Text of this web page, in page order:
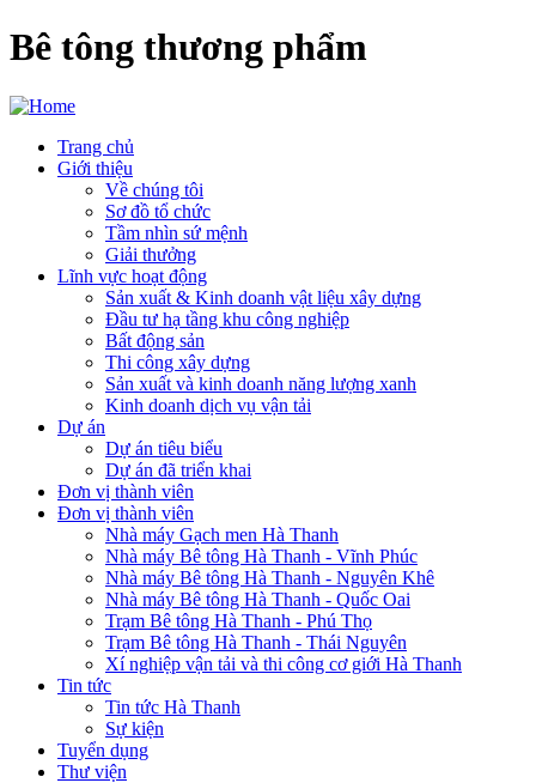
Bê tông thương phẩm
Main
Trang chủ
Giới thiệu
Về chúng tôi
Sơ đồ tổ chức
Tầm nhìn sứ mệnh
Giải thưởng
Lĩnh vực hoạt động
Sản xuất & Kinh doanh vật liệu xây dựng
Đầu tư hạ tầng khu công nghiệp
Bất động sản
Thi công xây dựng
Sản xuất và kinh doanh năng lượng xanh
Kinh doanh dịch vụ vận tải
Dự án
Dự án tiêu biểu
Dự án đã triển khai
Đơn vị thành viên
Đơn vị thành viên
Nhà máy Gạch men Hà Thanh
Nhà máy Bê tông Hà Thanh - Vĩnh Phúc
Nhà máy Bê tông Hà Thanh - Nguyên Khê
Nhà máy Bê tông Hà Thanh - Quốc Oai
Trạm Bê tông Hà Thanh - Phú Thọ
Trạm Bê tông Hà Thanh - Thái Nguyên
Xí nghiệp vận tải và thi công cơ giới Hà Thanh
Tin tức
Tin tức Hà Thanh
Sự kiện
Tuyển dụng
Thư viện